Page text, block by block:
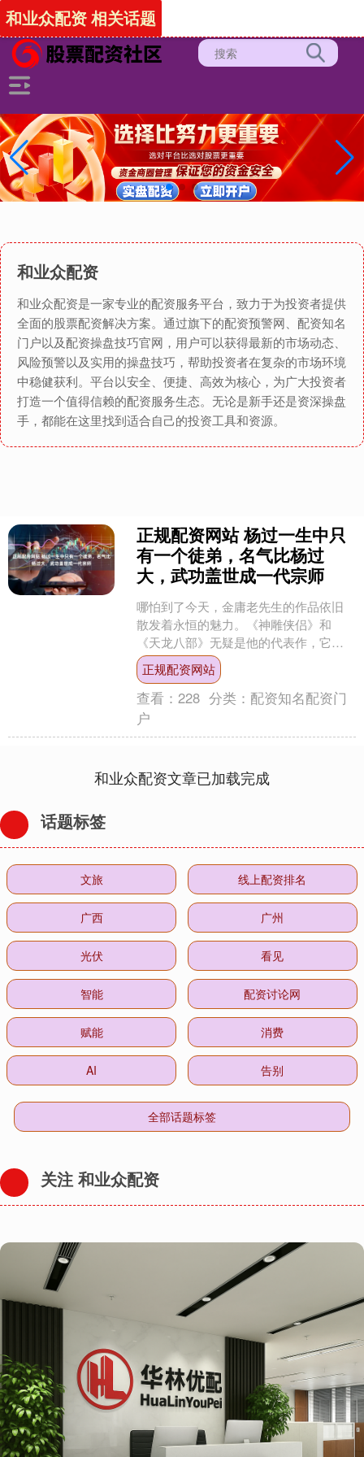
-->
和业众配资
和业众配资是一家专业的配资服务平台，致力于为投资者提供
全面的股票配资解决方案。通过旗下的配资预警网、配资知名
门户以及配资操盘技巧官网，用户可以获得最新的市场动态、
风险预警以及实用的操盘技巧，帮助投资者在复杂的市场环境
中稳健获利。平台以安全、便捷、高效为核心，为广大投资者
打造一个值得信赖的配资服务生态。无论是新手还是资深操盘
手，都能在这里找到适合自己的投资工具和资源。
和业众配资 相关话题
正规配资网站 杨过一生中只
有一个徒弟，名气比杨过
大，武功盖世成一代宗师
哪怕到了今天，金庸老先生的作品依旧
散发着永恒的魅力。《神雕侠侣》和
《天龙八部》无疑是他的代表作，它们
不仅塑造了一个又一个鲜活立体的人
物，也深深镌刻在无数读者的记....
正规配资网站
查看：228 分类： 配资知名配资门
户
和业众配资文章已加载完成
话题标签
文旅 线上配资排名
广西 广州
光伏 看见
智能 配资讨论网
赋能 消费
AI 告别
全部话题标签
关注 和业众配资